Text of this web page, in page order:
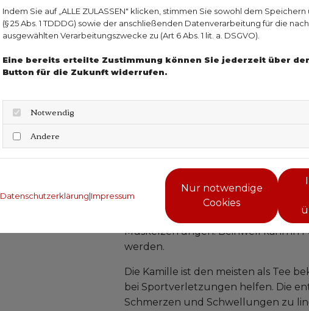
Salbe oder Gel auf die betroffene
nicht auf offene Wunden oder
Sie haben Fragen zu
Gesundheits-Experten und -
Expertensuche.
Beinwell und Kamille -
Beinwell ist eine Heilpflanze, die
Eigenschaften bei
heilende Wirkung bekannt. Die
ein und fördern die Heilung von
Muskelzerrungen. Beinwell kann in
werden.
Die Kamille ist den meisten als Tee
bei Sportverletzungen helfen. Die
Schmerzen und Schwellungen zu
Indem Sie auf „ALLE ZULASSEN" klicken, stimmen Sie sowohl dem
(§ 25 Abs. 1 TDDDG) sowie der anschließenden Datenverarbeitung für die
ausgewählten Verarbeitungszwecke zu (Art 6 Abs. 1 lit. a. DSGVO).
Eine bereits erteilte Zustimmung können Sie jederzeit über
Button für die Zukunft widerrufen.
Notwendig
Andere
Datenschutzerklärung|Impressum
Nur notwendige
Cookies